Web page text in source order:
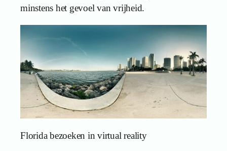
minstens het gevoel van vrijheid.
Florida bezoeken in virtual reality